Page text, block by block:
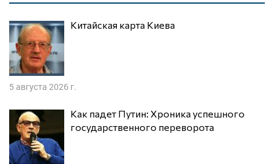
Китайская карта Киева
5 августа 2026 г.
Как падет Путин: Хроника успешного
государственного переворота